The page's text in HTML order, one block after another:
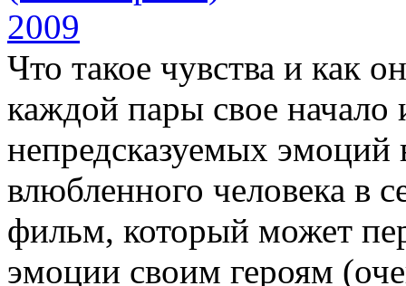
Что такое чувства и как
каждой пары свое
непредсказуемых эмоций
влюбленного человека в
фильм, который может
эмоции своим героям